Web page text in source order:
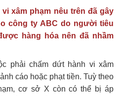
xâm phạm nêu trên đã gây
công ty ABC do người tiêu
hàng hóa nên đã nhầm
phải chấm dứt hành vi xâm
cáo hoặc phạt tiền. Tuỳ theo
cơ sở X còn có thể bị áp